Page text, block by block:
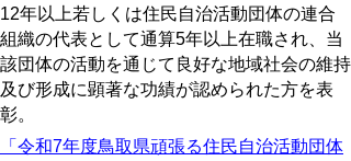
12年以上若しくは住民自治活動団体の連合
組織の代表として通算5年以上在職され、当
該団体の活動を通じて良好な地域社会の維持
及び形成に顕著な功績が認められた方を表
彰。
「令和7年度鳥取県頑張る住民自治活動団体